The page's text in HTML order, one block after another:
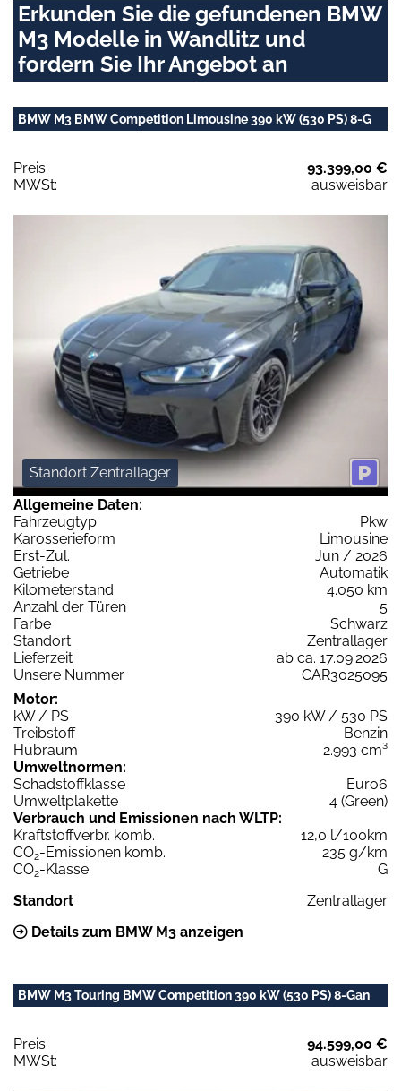
Erkunden Sie die gefundenen BMW
M3 Modelle in Wandlitz und
fordern Sie Ihr Angebot an
BMW M3 BMW Competition Limousine 390 kW (530 PS) 8-G
Preis:
93.399,00 €
MWSt:
ausweisbar
Standort Zentrallager
Allgemeine Daten:
Fahrzeugtyp
Pkw
Karosserieform
Limousine
Erst-Zul.
Jun / 2026
Getriebe
Automatik
Kilometerstand
4.050 km
Anzahl der Türen
5
Farbe
Schwarz
Standort
Zentrallager
Lieferzeit
ab ca. 17.09.2026
Unsere Nummer
CAR3025095
Motor:
kW / PS
390 kW / 530 PS
Treibstoff
Benzin
Hubraum
2.993 cm³
Umweltnormen:
Schadstoffklasse
Euro6
Umweltplakette
4 (Green)
Verbrauch und Emissionen nach WLTP:
Kraftstoffverbr. komb.
12,0 l/100km
CO2-Emissionen komb.
235 g/km
CO2-Klasse
G
Standort
Zentrallager
Details zum BMW M3 anzeigen
BMW M3 Touring BMW Competition 390 kW (530 PS) 8-Gan
Preis:
94.599,00 €
MWSt:
ausweisbar